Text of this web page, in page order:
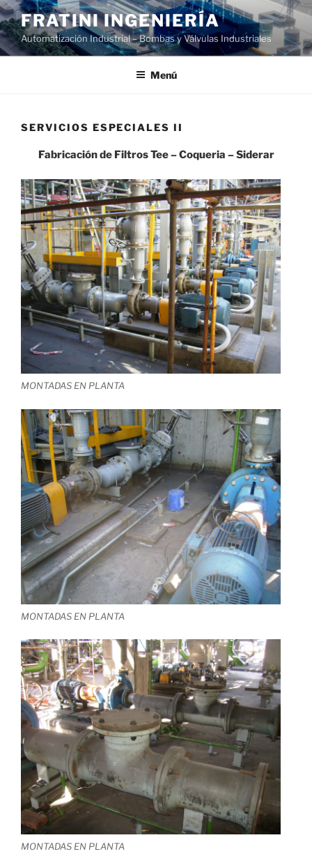
Ir
al
contenido
FRATINI INGENIERÍA
Automatización Industrial – Bombas y Válvulas Industriales
Menú
SERVICIOS ESPECIALES II
Fabricación de Filtros Tee – Coqueria – Siderar
MONTADAS EN PLANTA
MONTADAS EN PLANTA
MONTADAS EN PLANTA